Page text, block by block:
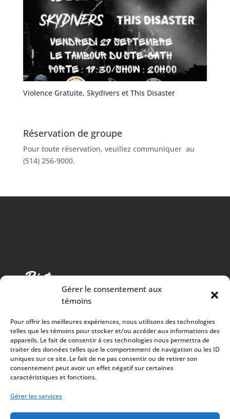
Gérer le consentement aux
témoins
Pour offrir les meilleures expériences, nous utilisons des technologies
telles que les témoins pour stocker et/ou accéder aux informations des
appareils. Le fait de consentir à ces technologies nous permettra de
traiter des données telles que le comportement de navigation ou les ID
uniques sur ce site. Le fait de ne pas consentir ou de retirer son
consentement peut avoir un effet négatif sur certaines
caractéristiques et fonctions.
Gérer les services
Violence Gratuite, Skydivers et This Disaster
Réservation de groupe
Pour toute réservation, veuillez communiquer au
(514) 256-9000.
Cuisine chaleureuse, spectacles de qualité et 100%
des surplus versés à la communauté
À PROPOS
Mission
Artistes